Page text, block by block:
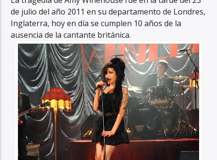
de julio del año 2011 en su departamento de Londres,
Inglaterra, hoy en día se cumplen 10 años de la
ausencia de la cantante británica.